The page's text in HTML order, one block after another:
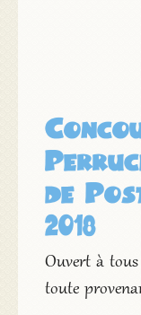
de
2018
Ouvert à tous
toute